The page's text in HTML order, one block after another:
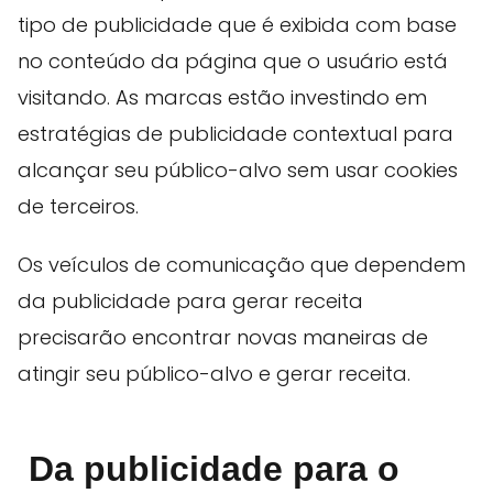
tipo de publicidade que é exibida com base
no conteúdo da página que o usuário está
visitando. As marcas estão investindo em
estratégias de publicidade contextual para
alcançar seu público-alvo sem usar cookies
de terceiros.
Os veículos de comunicação que dependem
da publicidade para gerar receita
precisarão encontrar novas maneiras de
atingir seu público-alvo e gerar receita.
Da publicidade para o